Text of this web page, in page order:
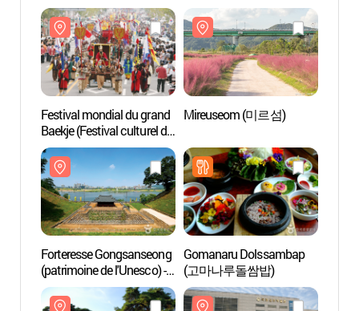
Festival mondial du grand
Baekje (Festival culturel de
Baekje) (대백제전
(백제문화제))
Mireuseom (미르섬)
Forteresse Gongsanseong
(patrimoine de l'Unesco) -
공주 공산성 [유네스코
세계문화유산]
Gomanaru Dolssambap
(고마나루돌쌈밥)